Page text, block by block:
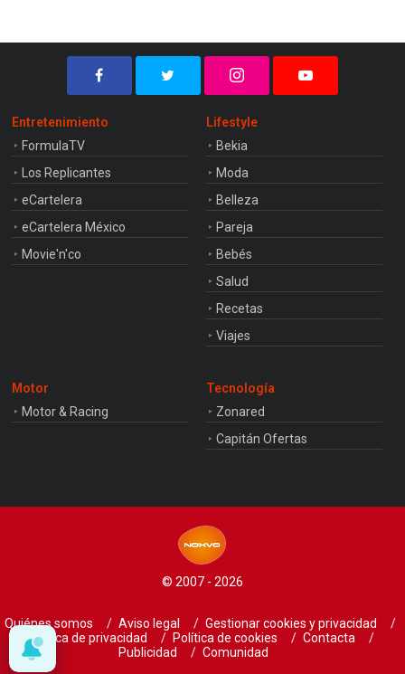
Entretenimiento
FormulaTV
Los Replicantes
eCartelera
eCartelera México
Movie'n'co
Lifestyle
Bekia
Moda
Belleza
Pareja
Bebés
Salud
Recetas
Viajes
Motor
Motor & Racing
Tecnología
Zonared
Capitán Ofertas
© 2007 - 2026
Quiénes somos Aviso legal
Gestionar cookies y privacidad
Política de privacidad
Política de cookies
Contacta
Publicidad
Comunidad